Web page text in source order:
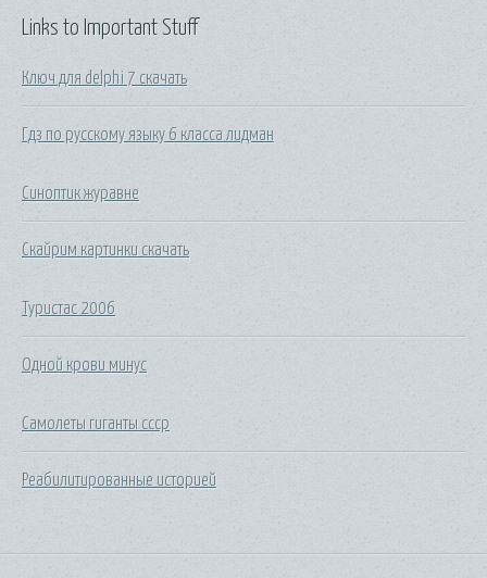
Links to Important Stuff
Ключ для delphi 7 скачать
Гдз по русскому языку 6 класса лидман
Синоптик журавне
Скайрим картинки скачать
Туристас 2006
Одной крови минус
Самолеты гиганты ссср
Реабилитированные историей